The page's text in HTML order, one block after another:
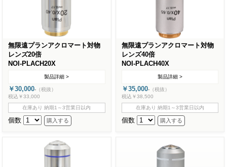
無限遠プランアクロマート対物
レンズ20倍
NOI-PLACH20X
製品詳細 >
￥30,000- （税抜）
税込￥33,000
在庫あり 納期1～3営業日以内
個数
無限遠プランアクロマート対物
レンズ40倍
NOI-PLACH40X
製品詳細 >
￥35,000- （税抜）
税込￥38,500
在庫あり 納期1～3営業日以内
個数